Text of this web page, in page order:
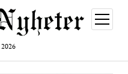
öppna
meny